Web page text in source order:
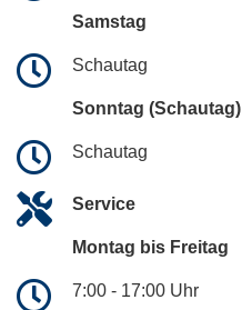
Samstag
Schautag
Sonntag (Schautag)
Schautag
Service
Montag bis Freitag
7:00 - 17:00 Uhr